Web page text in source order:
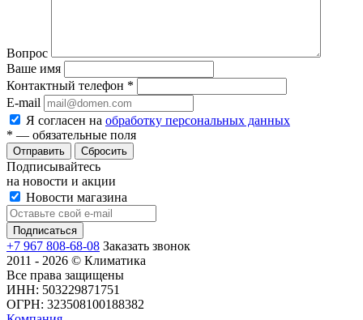
Вопрос
Ваше имя
Контактный телефон *
E-mail
Я согласен на обработку персональных данных
* — обязательные поля
Сбросить
Подписывайтесь
на новости и акции
Новости магазина
+7 967 808-68-08 Заказать звонок
2011 - 2026 © Климатика
Все права защищены
ИНН: 503229871751
ОГРН: 323508100188382